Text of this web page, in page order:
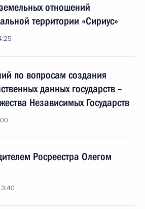
отношений
территории «Сириус»
по вопросам создания
данных государств –
Независимых Государств
Росреестра Олегом